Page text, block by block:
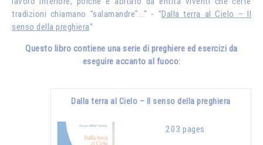
tradizioni chiamano "salamandre"..." - "Dalla terra al Cielo – Il
senso della preghiera"
Questo libro contiene una serie di preghiere ed esercizi da
eseguire accanto al fuoco:
Dalla terra al Cielo – Il senso della preghiera
203 pages